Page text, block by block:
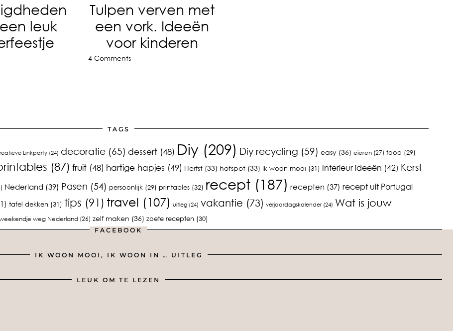
leuk
Tulpen verven met
een vork. Ideeën
voor kinderen
4 Comments
TAGS
Linkparty (24) decoratie (65) dessert (48) Diy (209) Diy recycling (59) easy (36) eieren (27) food (29)
(87) fruit (48) hartige hapjes (49) Herfst (33) hotspot (33) Ik woon mooi (31) Interieur ideeën (42) Kerst
Nederland (39) Pasen (54) persoonlijk (29) printables (32) recept (187) recepten (37) recept uit Portugal
tafel dekken (31) tips (91) travel (107) uitleg (24) vakantie (73) verjaardagskalender(24) Wat is jouw
weg Nederland (26) zelf maken (36) zoete recepten (30)
FACEBOOK
IK WOON MOOI, IK WOON IN … UITLEG
LEUK OM TE LEZEN